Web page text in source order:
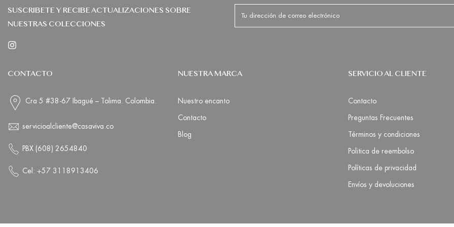
SUSCRIBETE Y RECIBE ACTUALIZACIONES SOBRE
NUESTRAS COLECCIONES
CONTACTO
Cra 5 #38-67 Ibagué – Tolima. Colombia.
servicioalcliente@casaviva.co
PBX (608) 2654840
Cel: +57 3118913406
NUESTRA MARCA
Nuestro encanto
Contacto
Blog
SERVICIO AL CLIENTE
Contacto
Preguntas Frecuentes
Términos y condiciones
Politica de reembolso
Políticas de privacidad
Envíos y devoluciones